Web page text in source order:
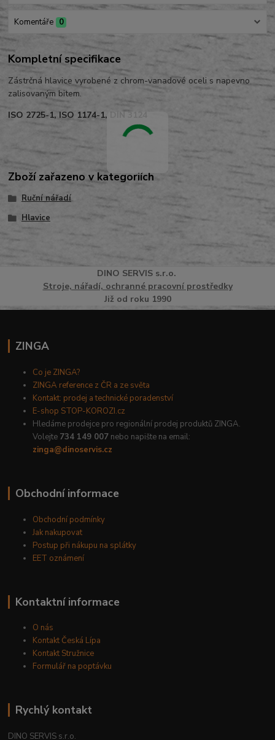
Komentáře 0
Kompletní specifikace
Zástrčná hlavice vyrobené z chrom-vanadové oceli s napevno
zalisovaným bitem.
ISO 2725-1, ISO 1174-1, DIN 3124
Zboží zařazeno v kategoriích
Ruční nářadí
Hlavice
DINO SERVISs.r.o.
Stroje, nářadí, ochranné pracovní prostředky
Již od roku 1990
ZINGA
Co je ZINGA?
ZINGA reference z ČR a ze světa
Kontakt: prodej a technické poradenství
E-shop STOP-KOROZI.cz
Hledáme prodejce pro regionální prodej produktů ZINGA.
Volejte 734 149 007 nebo napište na email:
zinga@dinoservis.cz
Obchodní informace
Obchodní podmínky
Jak nakupovat
Postup při nákupu na splátky
EET oznámení
Kontaktní informace
O nás
Kontakt Česká Lípa
Kontakt Stružnice
Formulář na poptávku
Rychlý kontakt
DINO SERVIS s.r.o.